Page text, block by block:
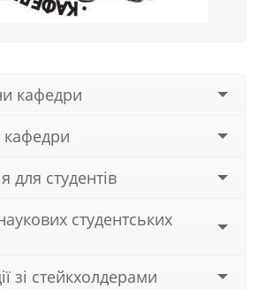
кафедри
кафедри
для студентів
студентських
зі стейкхолдерами